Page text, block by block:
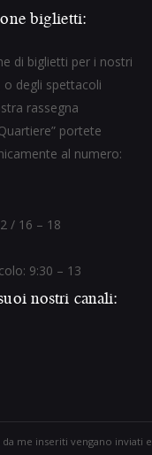
biglietti:
di biglietti per i nostri
degli spettacoli
rassegna
portete
al numero:
/ 16 – 18
9:30 – 13
nostri canali:
me inseriti vengano inviati e